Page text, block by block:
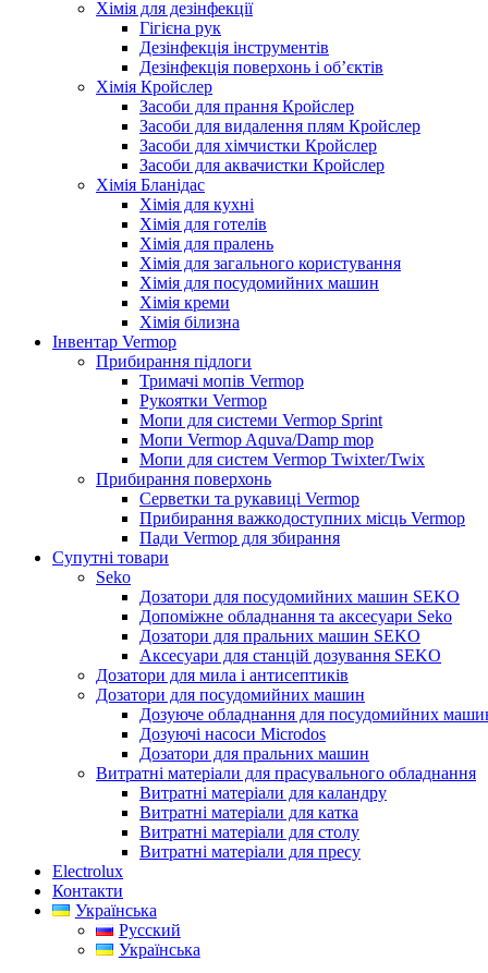
Хімія для дезінфекції
Гігієна рук
Дезінфекція інструментів
Дезінфекція поверхонь і об’єктів
Хімія Кройслер
Засоби для прання Кройслер
Засоби для видалення плям Кройслер
Засоби для хімчистки Кройслер
Засоби для аквачистки Кройслер
Хімія Бланідас
Хімія для кухні
Хімія для готелів
Хімія для пралень
Хімія для загального користування
Хімія для посудомийних машин
Хімія креми
Хімія білизна
Інвентар Vermop
Прибирання підлоги
Тримачі мопів Vermop
Рукоятки Vermop
Мопи для системи Vermop Sprint
Мопи Vermop Aquva/Damp mop
Мопи для систем Vermop Twixter/Twix
Прибирання поверхонь
Серветки та рукавиці Vermop
Прибирання важкодоступних місць Vermop
Пади Vermop для збирання
Супутні товари
Seko
Дозатори для посудомийних машин SEKO
Допоміжне обладнання та аксесуари Seko
Дозатори для пральних машин SEKO
Аксесуари для станцій дозування SEKO
Дозатори для мила і антисептиків
Дозатори для посудомийних машин
Дозуюче обладнання для посудомийних
Дозуючі насоси Microdos
Дозатори для пральних машин
Витратні матеріали для прасувального обладнання
Витратні матеріали для каландру
Витратні матеріали для катка
Витратні матеріали для столу
Витратні матеріали для пресу
Electrolux
Контакти
Українська
Русский
Українська